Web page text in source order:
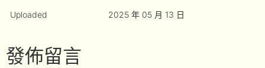
Uploaded 2025 年 05 月 13 日
發佈留言